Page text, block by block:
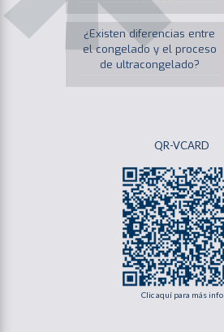
¿Existen diferencias entre
el congelado y el proceso
de ultracongelado?
QR-VCARD
Clic aquí para más info